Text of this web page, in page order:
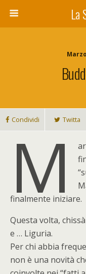
La
Condividi Twitta
M
finalmente iniziare.
Questa volta,
e … Liguria.
Per chi abbia
non è una novità